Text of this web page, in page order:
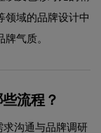
领域的品牌设计中
气质。
流程？
求沟通与品牌调研